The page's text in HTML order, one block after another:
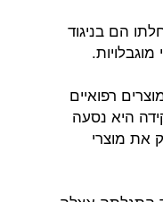
הם בניגוד
מוגבלויות.
רפואיים
היא נסעה
את מוצרי